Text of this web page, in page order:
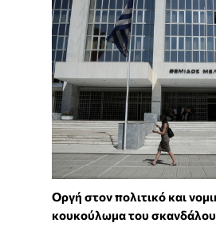
Οργή στον πολιτικό και
κουκούλωμα του